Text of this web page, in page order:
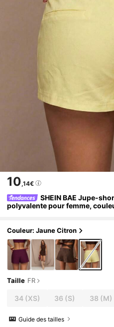
10,14€
SHEIN BAE Jupe-
polyvalente pour femme,
Couleur: Jaune Citron
Taille FR
34(XS) 36 (S) 38 (M)
Guide des tailles